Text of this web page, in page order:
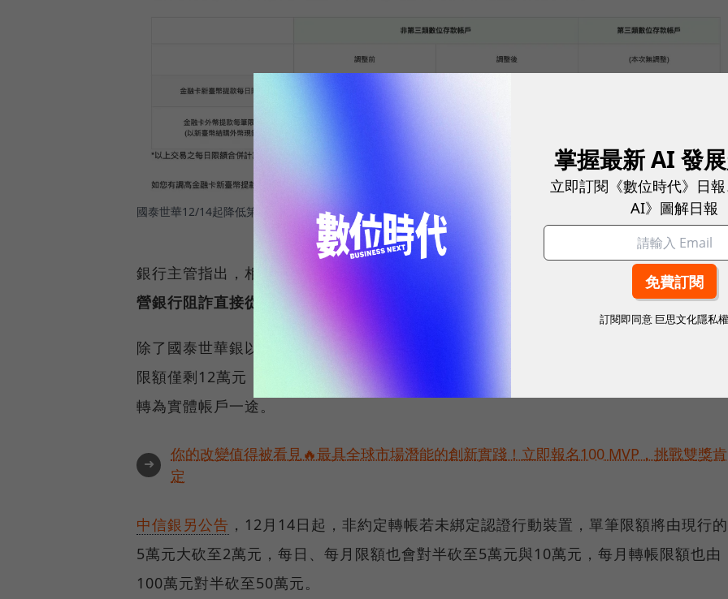
國泰世華12/14起降低第3類數位戶頭的每日提款上限金額。 圖／ 國泰世華官網
銀行主管指出，相較於公營銀行阻詐多從「拒絕投放未實名登記的臉書廣告」著手， 民
營銀行阻詐直接從數位帳戶的資金流通面執行，存戶感受會更直接。
除了國泰世華銀以外，中信銀今年再祭兩道緊縮，7月中旬已先針對提款設限，每月提
限額僅剩12萬元，且不得申請調整每月提款額度，如果有調高需求，就只剩到臨櫃申請
轉為實體帳戶一途。
➜
你的改變值得被看見🔥最具全球市場潛能的創新實踐！立即報名100 MVP，挑戰雙獎肯
定
中信銀另公告 ，12月14日起，非約定轉帳若未綁定認證行動裝置，單筆限額將由現行的
5萬元大砍至2萬元，每日、每月限額也會對半砍至5萬元與10萬元，每月轉帳限額也由
100萬元對半砍至50萬元。
掌握最新 AI 發
立即訂閱《數位時代》日
AI》圖解日報
訂閱即同意 巨思文化隱私